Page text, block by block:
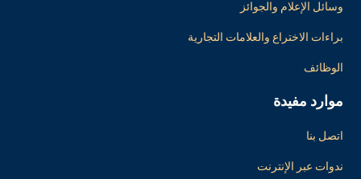
وسائل الإعلام والجوائز
براءات الاختراع والعلامات التجارية
الوظائف
موارد مفيدة
اتصل بنا
ندوات عبر الإنترنت